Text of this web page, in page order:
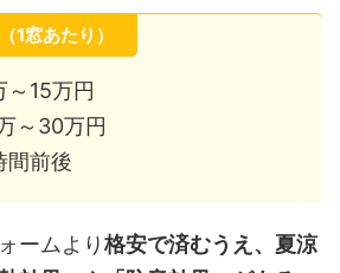
1窓あたり）
15万円
～30万円
間前後
ームより格安で済むうえ、夏涼